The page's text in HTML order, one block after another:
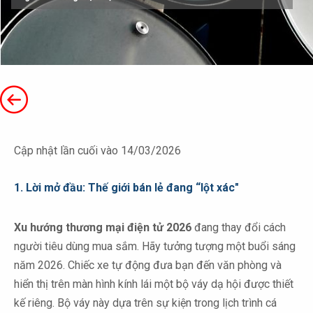
Cập nhật lần cuối vào 14/03/2026
1. Lời mở đầu: Thế giới bán lẻ đang “lột xác"
Xu hướng thương mại điện tử 2026 đang thay đổi cách
người tiêu dùng mua sắm. Hãy tưởng tượng một buổi sáng
năm 2026. Chiếc xe tự động đưa bạn đến văn phòng và
hiển thị trên màn hình kính lái một bộ váy dạ hội được thiết
kế riêng. Bộ váy này dựa trên sự kiện trong lịch trình cá